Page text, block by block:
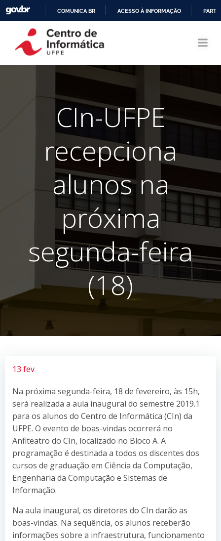
CONTEÚDO
COMUNICA BR ACESSO À INFORMAÇÃO
CIn-UFPE
recepciona
alunos na
próxima
segunda-feira
(18)
13 fev
Na próxima segunda-feira, 18 de fevereiro, às 15h,
será realizada a aula inaugural do semestre 2019.1
para os alunos do Centro de Informática (CIn) da
UFPE. O evento de boas-vindas ocorrerá no
Anfiteatro do CIn, localizado no Bloco A. A
programação é destinada a todos os discentes dos
cursos de graduação em Ciência da Computação,
Engenharia da Computação e Sistemas de
Informação.
Na aula inaugural, os diretores do CIn darão as
boas-vindas. Na sequência, os alunos receberão
informações sobre a infraestrutura, funcionamento